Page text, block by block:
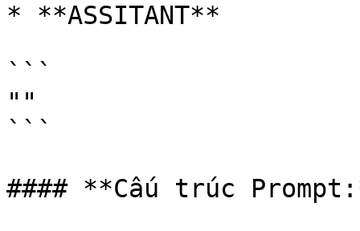
* **ASSITANT**
```
""
```
#### **Cấu trúc